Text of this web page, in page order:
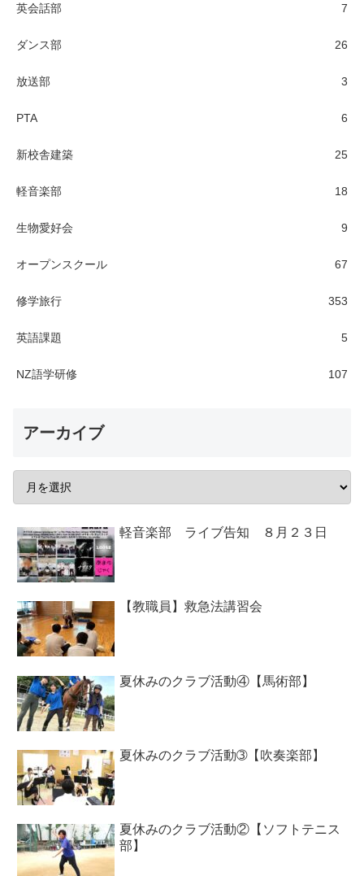
英会話部 7
ダンス部 26
放送部 3
PTA 6
新校舎建築 25
軽音楽部 18
生物愛好会 9
オープンスクール 67
修学旅行 353
英語課題 5
NZ語学研修 107
アーカイブ
軽音楽部 ライブ告知 ８月２３日
【教職員】救急法講習会
夏休みのクラブ活動④【馬術部】
夏休みのクラブ活動➂【吹奏楽部】
夏休みのクラブ活動②【ソフトテニス
部】